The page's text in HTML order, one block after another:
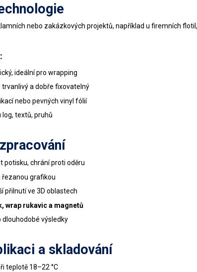
nebo zakázkových projektů, například u firemních
ideální pro wrapping
a dobře fixovatelný
nebo pevných vinyl fólií
textů, pruhů
potisku, chrání proti oděru
řezanou grafikou
přilnutí ve 3D oblastech
wrap rukavic a magnetů
výsledky
a skladování
teplotě 18–22 °C